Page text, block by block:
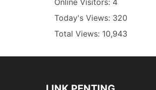
Online Visitors: 4
Today's Views: 320
Total Views: 10,943